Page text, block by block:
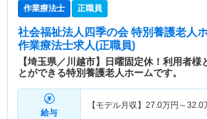
作業療法士 正職員
社会福祉法人四季の会 特別養護老人
作業療法士求人(正職員)
【埼玉県／川越市】日曜固定休！利用者様
とができる特別養護老人ホームです。
給与
【モデル月収】 27.0万円～32.0